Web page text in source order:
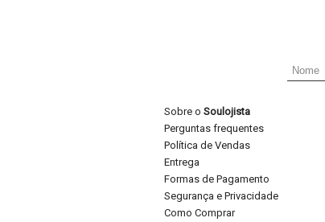
Sobre o Soulojista
Perguntas frequentes
Política de Vendas
Entrega
Formas de Pagamento
Segurança e Privacidade
Como Comprar